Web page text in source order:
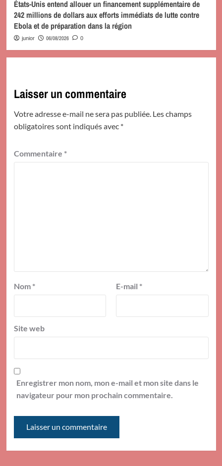
États-Unis entend allouer un financement supplémentaire de
242 millions de dollars aux efforts immédiats de lutte contre
Ebola et de préparation dans la région
junior 06/08/2026 0
Laisser un commentaire
Votre adresse e-mail ne sera pas publiée. Les champs
obligatoires sont indiqués avec *
Commentaire *
Nom * E-mail *
Site web
Enregistrer mon nom, mon e-mail et mon site dans le
navigateur pour mon prochain commentaire.